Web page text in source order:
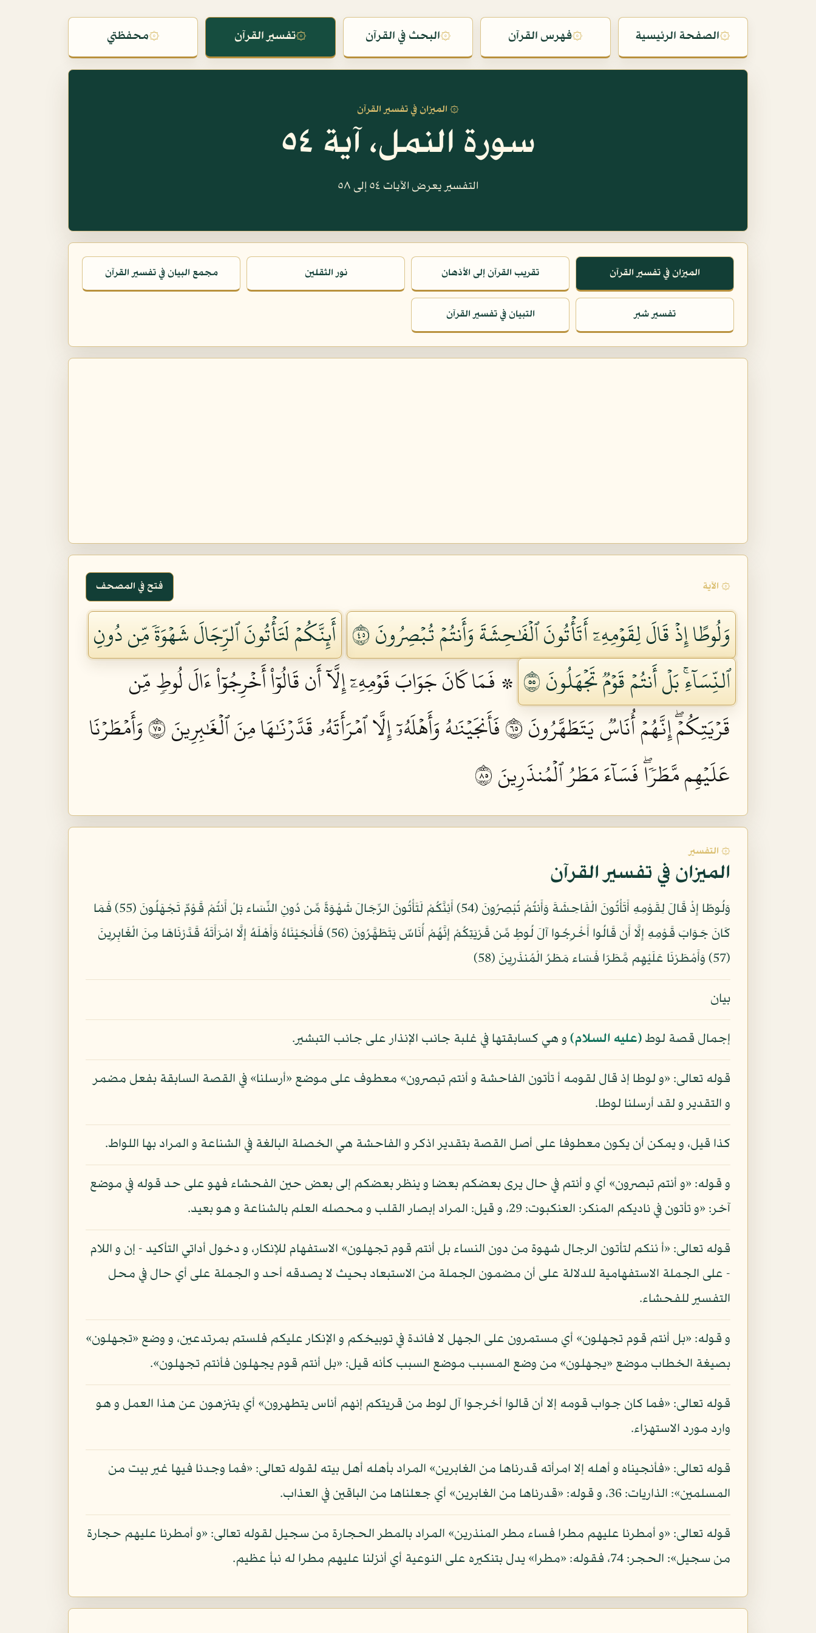
۞الصفحة الرئيسية ۞فهرس القرآن ۞البحث في القرآن ۞تفسير القرآن ۞محفظتي
۞ الميزان في تفسير القرآن
سورة النمل، آية ٥٤
التفسير يعرض الآيات ٥٤ إلى ٥٨
الميزان في تفسير القرآن تقريب القرآن إلى الأذهان نور الثقلين مجمع البيان في تفسير القرآن
تفسير شبر التبيان في تفسير القرآن
۞ الآية فتح في المصحف
وَلُوطًا إِذۡ قَالَ لِقَوۡمِهِۦٓ أَتَأۡتُونَ ٱلۡفَٰحِشَةَ وَأَنتُمۡ تُبۡصِرُونَ ٥٤
أَئِنَّكُمۡ لَتَأۡتُونَ ٱلرِّجَالَ شَهۡوَةٗ مِّن دُونِ
ٱلنِّسَآءِۚ بَلۡ أَنتُمۡ قَوۡمٞ تَجۡهَلُونَ ٥٥
۞ فَمَا كَانَ جَوَابَ قَوۡمِهِۦٓ إِلَّآ أَن قَالُوٓاْ أَخۡرِجُوٓاْ ءَالَ لُوطٖ مِّن
قَرۡيَتِكُمۡۖ إِنَّهُمۡ أُنَاسٞ يَتَطَهَّرُونَ ٥٦
فَأَنجَيۡنَٰهُ وَأَهۡلَهُۥٓ إِلَّا ٱمۡرَأَتَهُۥ قَدَّرۡنَٰهَا مِنَ ٱلۡغَٰبِرِينَ ٥٧
وَأَمۡطَرۡنَا
عَلَيۡهِم مَّطَرٗاۖ فَسَآءَ مَطَرُ ٱلۡمُنذَرِينَ ٥٨
۞ التفسير
الميزان في تفسير القرآن
وَلُوطًا إِذْ قَالَ لِقَوْمِهِ أَتَأْتُونَ الْفَاحِشَةَ وَأَنتُمْ تُبْصِرُونَ (54) أَئِنَّكُمْ لَتَأْتُونَ الرِّجَالَ شَهْوَةً مِّن دُونِ النِّسَاء بَلْ أَنتُمْ قَوْمٌ تَجْهَلُونَ (55) فَمَا
كَانَ جَوَابَ قَوْمِهِ إِلَّا أَن قَالُوا أَخْرِجُوا آلَ لُوطٍ مِّن قَرْيَتِكُمْ إِنَّهُمْ أُنَاسٌ يَتَطَهَّرُونَ (56) فَأَنجَيْنَاهُ وَأَهْلَهُ إِلَّا امْرَأَتَهُ قَدَّرْنَاهَا مِنَ الْغَابِرِينَ
(57) وَأَمْطَرْنَا عَلَيْهِم مَّطَرًا فَسَاء مَطَرُ الْمُنذَرِينَ (58)
بيان
إجمال قصة لوط (عليه السلام) و هي كسابقتها في غلبة جانب الإنذار على جانب التبشير.
قوله تعالى: «و لوطا إذ قال لقومه أ تأتون الفاحشة و أنتم تبصرون» معطوف على موضع «أرسلنا» في القصة السابقة بفعل مضمر
و التقدير و لقد أرسلنا لوطا.
كذا قيل، و يمكن أن يكون معطوفا على أصل القصة بتقدير اذكر و الفاحشة هي الخصلة البالغة في الشناعة و المراد بها اللواط.
و قوله: «و أنتم تبصرون» أي و أنتم في حال يرى بعضكم بعضا و ينظر بعضكم إلى بعض حين الفحشاء فهو على حد قوله في موضع
آخر: «و تأتون في ناديكم المنكر: العنكبوت: 29، و قيل: المراد إبصار القلب و محصله العلم بالشناعة و هو بعيد.
قوله تعالى: «أ ئنكم لتأتون الرجال شهوة من دون النساء بل أنتم قوم تجهلون» الاستفهام للإنكار، و دخول أداتي التأكيد - إن و اللام
- على الجملة الاستفهامية للدلالة على أن مضمون الجملة من الاستبعاد بحيث لا يصدقه أحد و الجملة على أي حال في محل
التفسير للفحشاء.
و قوله: «بل أنتم قوم تجهلون» أي مستمرون على الجهل لا فائدة في توبيخكم و الإنكار عليكم فلستم بمرتدعين، و وضع «تجهلون»
بصيغة الخطاب موضع «يجهلون» من وضع المسبب موضع السبب كأنه قيل: «بل أنتم قوم يجهلون فأنتم تجهلون».
قوله تعالى: «فما كان جواب قومه إلا أن قالوا أخرجوا آل لوط من قريتكم إنهم أناس يتطهرون» أي يتنزهون عن هذا العمل و هو
وارد مورد الاستهزاء.
قوله تعالى: «فأنجيناه و أهله إلا امرأته قدرناها من الغابرين» المراد بأهله أهل بيته لقوله تعالى: «فما وجدنا فيها غير بيت من
المسلمين»: الذاريات: 36، و قوله: «قدرناها من الغابرين» أي جعلناها من الباقين في العذاب.
قوله تعالى: «و أمطرنا عليهم مطرا فساء مطر المنذرين» المراد بالمطر الحجارة من سجيل لقوله تعالى: «و أمطرنا عليهم حجارة
من سجيل»: الحجر: 74، فقوله: «مطرا» يدل بتنكيره على النوعية أي أنزلنا عليهم مطرا له نبأ عظيم.